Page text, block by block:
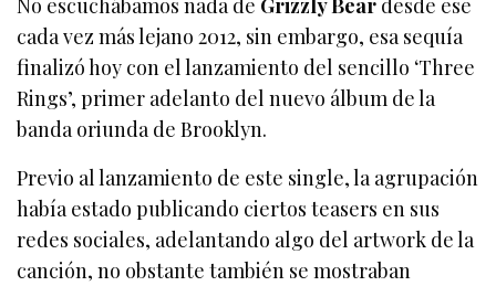
No escuchábamos nada de Grizzly Bear desde ese
cada vez más lejano 2012, sin embargo, esa sequía
finalizó hoy con el lanzamiento del sencillo ‘Three
Rings’, primer adelanto del nuevo álbum de la
banda oriunda de Brooklyn.
Previo al lanzamiento de este single, la agrupación
había estado publicando ciertos teasers en sus
redes sociales, adelantando algo del artwork de la
canción, no obstante también se mostraban